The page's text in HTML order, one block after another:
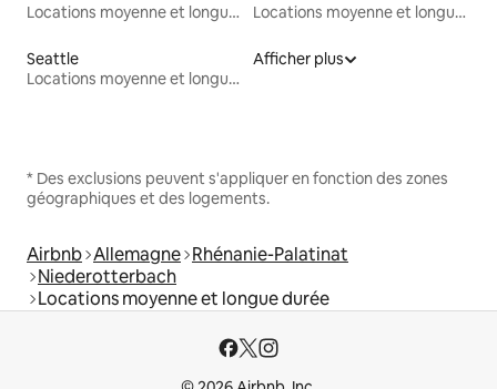
Locations moyenne et longue durée
Locations moyenne et longue durée
Seattle
Locations moyenne et longue durée
Afficher plus
* Des exclusions peuvent s'appliquer en fonction des zones
géographiques et des logements.
Airbnb Allemagne Rhénanie-Palatinat
Niederotterbach
Locations moyenne et longue durée